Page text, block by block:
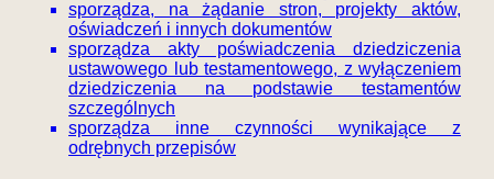
sporządza, na żądanie stron, projekty aktów,
oświadczeń i innych dokumentów
sporządza akty poświadczenia dziedziczenia
ustawowego lub testamentowego, z wyłączeniem
dziedziczenia na podstawie testamentów
szczególnych
sporządza inne czynności wynikające z
odrębnych przepisów